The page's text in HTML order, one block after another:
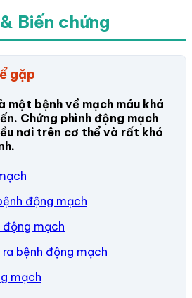
Biến chứng
gặp
một bệnh về mạch máu khá
Chứng phình động mạch
nơi trên cơ thể và rất khó
động mạch
động mạch
ra bệnh động mạch
mạch